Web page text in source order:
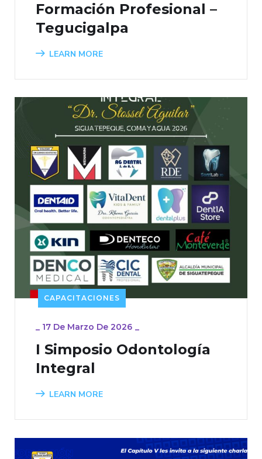
Formación Profesional –
Tegucigalpa
LEARN MORE
CAPACITACIONES
_ 17 De Marzo De 2026 _
I Simposio Odontología
Integral
LEARN MORE